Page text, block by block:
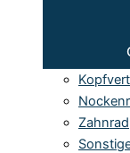
Zahnrad